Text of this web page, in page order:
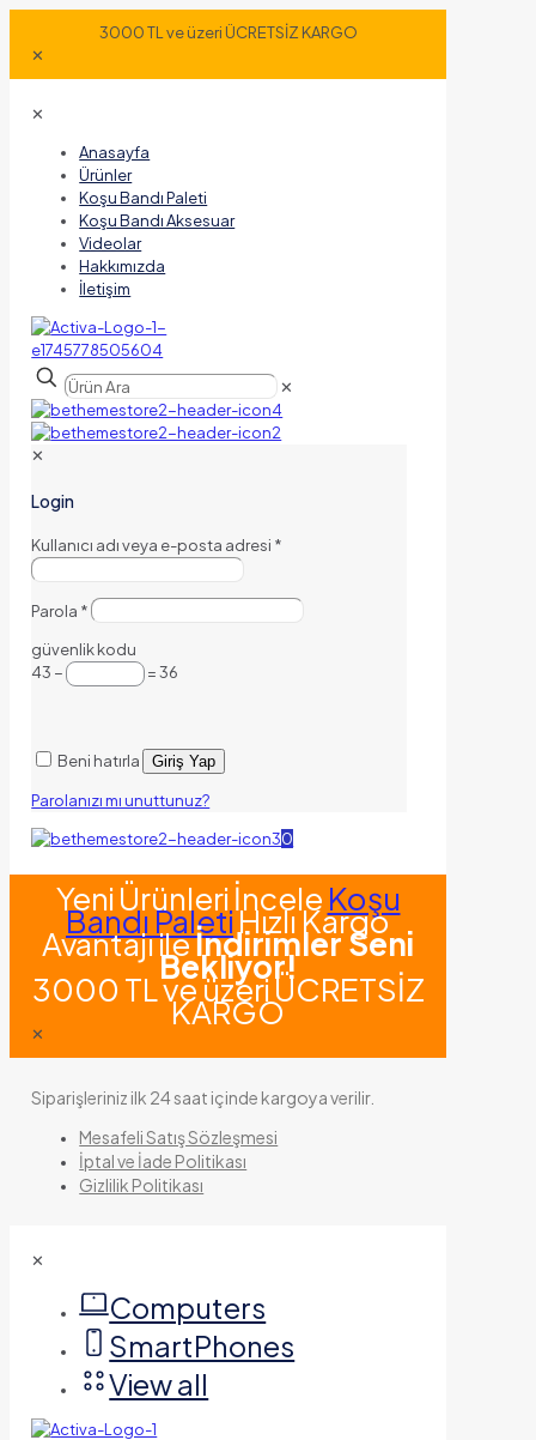
3000 TL ve üzeri ÜCRETSİZ KARGO
✕
✕
Anasayfa
Ürünler
Koşu Bandı Paleti
Koşu Bandı Aksesuar
Videolar
Hakkımızda
İletişim
✕
✕
Login
Kullanıcı adı veya e-posta adresi *
Parola *
güvenlik kodu
43 −
= 36
Beni hatırla Giriş Yap
Parolanızı mı unuttunuz?
0
Yeni Ürünleri İncele Koşu
Bandı PaletiHızlı Kargo
Avantajı ileİndirimler Seni
Bekliyor!
3000 TL ve üzeri ÜCRETSİZ
KARGO
✕
Siparişleriniz ilk 24 saat içinde kargoya verilir.
Mesafeli Satış Sözleşmesi
İptal ve İade Politikası
Gizlilik Politikası
✕
Computers
SmartPhones
View all